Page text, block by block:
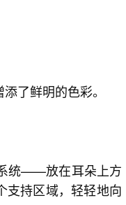
了鲜明的色彩。
统——放在耳朵上方
持区域，轻轻地向